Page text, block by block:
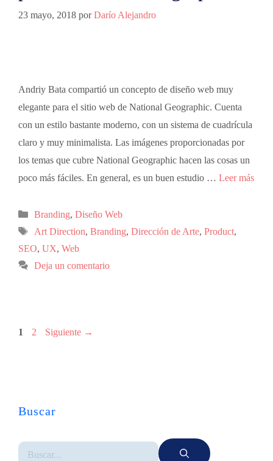
23 mayo, 2018 porDarío Alejandro
Andriy Bata compartió un concepto de diseño web muy
elegante para el sitio web de National Geographic. Cuenta
con un estilo bastante moderno, con un sistema de cuadrícula
claro y muy minimalista. Las imágenes proporcionadas por
los temas que cubre National Geographic hacen las cosas un
poco más fáciles. En general, es un buen estudio … Leer más
Branding, Diseño Web
Art Direction, Branding, Dirección de Arte, Product,
SEO, UX, Web
Deja un comentario
1 2 Siguiente →
Buscar